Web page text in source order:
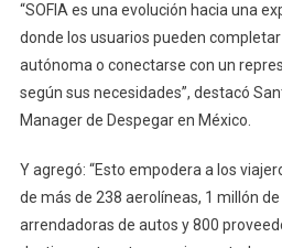
“SOFIA es una evolución hacia una
donde los usuarios pueden
autónoma o conectarse con un
según sus necesidades”, destacó
Manager de Despegar en México.
Y agregó: “Esto empodera a los
de más de 238 aerolíneas, 1 millón
arrendadoras de autos y 800